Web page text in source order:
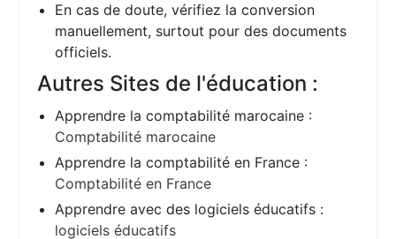
En cas de doute, vérifiez la conversion
manuellement, surtout pour des documents
officiels.
Autres Sites de l'éducation :
Apprendre la comptabilité marocaine :
Comptabilité marocaine
Apprendre la comptabilité en France :
Comptabilité en France
Apprendre avec des logiciels éducatifs :
logiciels éducatifs